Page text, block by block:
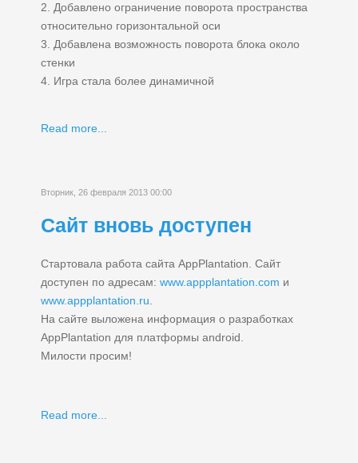
2. Добавлено ограничение поворота пространства
относительно горизонтальной оси
3. Добавлена возможность поворота блока около
стенки
4. Игра стала более динамичной
Read more...
Вторник, 26 февраля 2013 00:00
Сайт вновь доступен
Стартовала работа сайта AppPlantation. Сайт
доступен по адресам: www.appplantation.com и
www.appplantation.ru.
На сайте выложена информация о разработках
AppPlantation для платформы android.
Милости просим!
Read more...